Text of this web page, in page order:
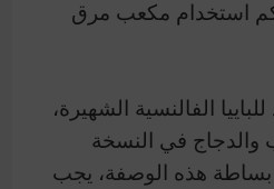
استخدام مكعب مرق
الفالنسية الشهيرة،
والدجاج في النسخة
بساطة هذه الوصفة، يجب